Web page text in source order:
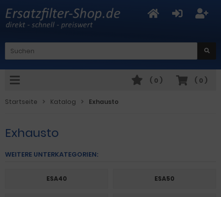
( 0 )
( 0 )
Startseite Katalog Exhausto
Exhausto
WEITERE UNTERKATEGORIEN:
ESA40 ESA50